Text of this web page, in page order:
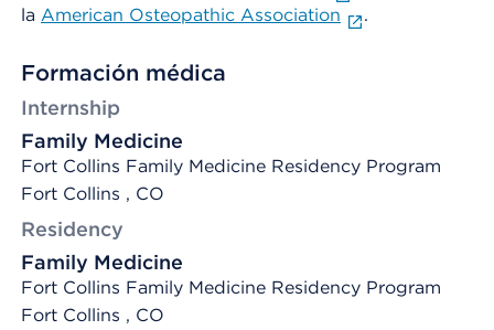
la American Osteopathic Association .
Formación médica
Internship
Family Medicine
Fort Collins Family Medicine Residency Program
Fort Collins , CO
Residency
Family Medicine
Fort Collins Family Medicine Residency Program
Fort Collins , CO